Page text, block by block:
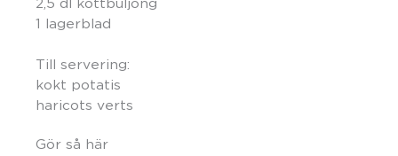
2,5 dl köttbuljong
1 lagerblad
Till servering:
kokt potatis
haricots verts
Gör så här